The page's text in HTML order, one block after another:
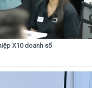
X10 doanh số